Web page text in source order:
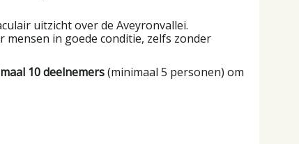
uitzicht over de Aveyronvallei.
in goede conditie, zelfs zonder
10 deelnemers(minimaal 5 personen) om